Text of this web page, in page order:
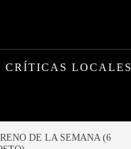
CRÍTICAS LOCALES